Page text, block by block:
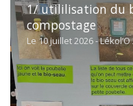
1/ utililisation du
compostage
Le 10 juillet 2026 -